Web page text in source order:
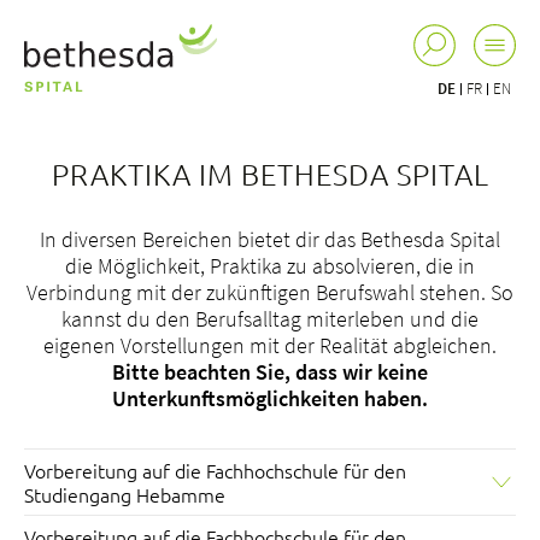
DE FR EN
PRAKTIKA IM BETHESDA SPITAL
In diversen Bereichen bietet dir das Bethesda Spital
die Möglichkeit, Praktika zu absolvieren, die in
Verbindung mit der zukünftigen Berufswahl stehen. So
kannst du den Berufsalltag miterleben und die
eigenen Vorstellungen mit der Realität abgleichen.
Bitte beachten Sie, dass wir keine
Unterkunftsmöglichkeiten haben.
Vorbereitung auf die Fachhochschule für den
Studiengang Hebamme
Praktikum zur Vorbereitung auf die Fachhochschule für